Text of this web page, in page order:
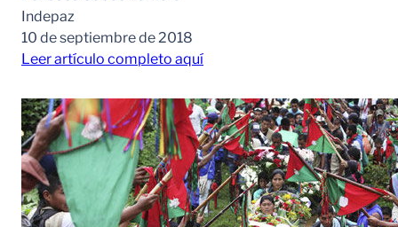
Indepaz
10 de septiembre de 2018
Leer artículo completo aquí